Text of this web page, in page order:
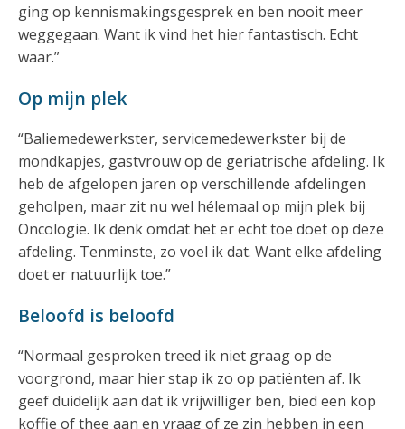
ging op kennismakingsgesprek en ben nooit meer
weggegaan. Want ik vind het hier fantastisch. Echt
waar.”
Op mijn plek
“Baliemedewerkster, servicemedewerkster bij de
mondkapjes, gastvrouw op de geriatrische afdeling. Ik
heb de afgelopen jaren op verschillende afdelingen
geholpen, maar zit nu wel hélemaal op mijn plek bij
Oncologie. Ik denk omdat het er echt toe doet op deze
afdeling. Tenminste, zo voel ik dat. Want elke afdeling
doet er natuurlijk toe.”
Beloofd is beloofd
“Normaal gesproken treed ik niet graag op de
voorgrond, maar hier stap ik zo op patiënten af. Ik
geef duidelijk aan dat ik vrijwilliger ben, bied een kop
koffie of thee aan en vraag of ze zin hebben in een